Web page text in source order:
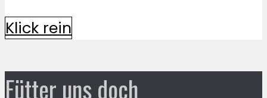
Klick rein
Fütter uns doch